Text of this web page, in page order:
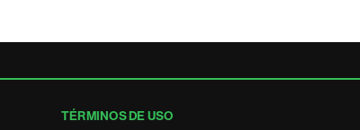
TÉRMINOS DE USO